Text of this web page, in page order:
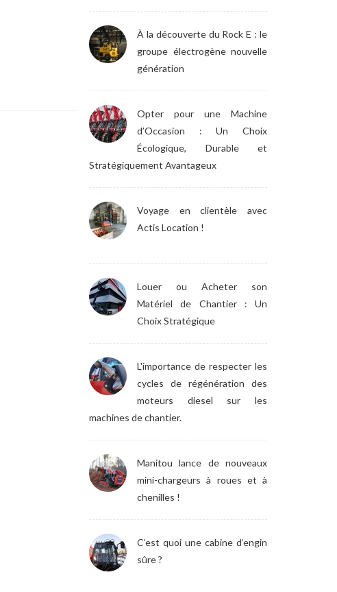
À la découverte du Rock E : le
groupe électrogène nouvelle
génération
Opter pour une Machine
d’Occasion : Un Choix
Écologique, Durable et
Stratégiquement Avantageux
Voyage en clientèle avec
Actis Location !
Louer ou Acheter son
Matériel de Chantier : Un
Choix Stratégique
L'importance de respecter les
cycles de régénération des
moteurs diesel sur les
machines de chantier.
Manitou lance de nouveaux
mini-chargeurs à roues et à
chenilles !
C’est quoi une cabine d’engin
sûre ?